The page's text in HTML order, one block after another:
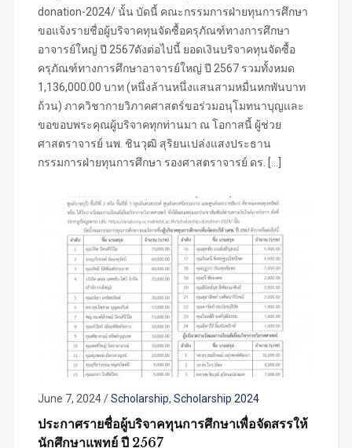
donation-2024/ นั้น บัดนี้ คณะกรรมการฝ่ายทุนการศึกษา
ขอแจ้งรายชื่อผู้บริจาคทุนจัดซื้อครุภัณฑ์ทางการศึกษา
อาจารย์ใหญ่ ปี 2567ดังต่อไปนี้ ยอดเงินบริจาคทุนจัดซื้อ
ครุภัณฑ์ทางการศึกษาอาจารย์ใหญ่ ปี 2567 รวมทั้งหมด
1,136,000.00 บาท (หนึ่งล้านหนึ่งแสนสามหมื่นหกพันบาท
ถ้วน) ภาควิชากายวิภาคศาสตร์ขอร่วมอนุโมทนาบุญและ
ขอขอบพระคุณผู้บริจาคทุกท่านมา ณ โอกาสนี้ ผู้ช่วย
ศาสตราจารย์ นพ. ชินวุฒิ สุริยนเปล่งแสงประธาน
กรรมการฝ่ายทุนการศึกษา รองศาสตราจารย์ ดร. […]
June 7, 2024/Scholarship, Scholarship 2024
ประกาศรายชื่อผู้บริจาคทุนการศึกษาเพื่อจัดสรรให้
นักศึกษาแพทย์ ปี 2567